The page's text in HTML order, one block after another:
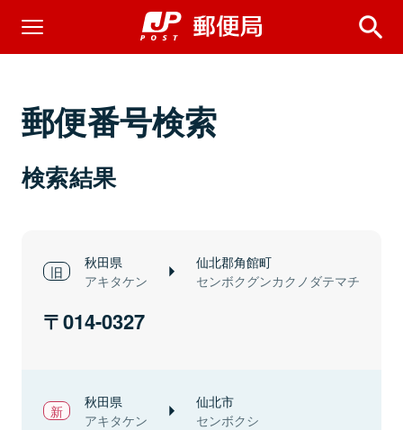
郵便番号検索
検索結果
秋田県
アキタケン
仙北郡角館町
センボクグンカクノダテマチ
014-0327
秋田県
アキタケン
仙北市
センボクシ